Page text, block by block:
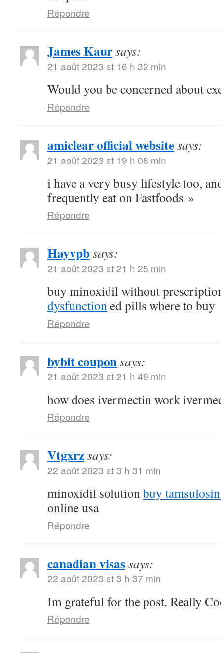
Répondre
James Kaursays:
21 août 2023 at 16 h 32 min
Would you be concerned about
Répondre
amiclear official websitesays:
21 août 2023 at 19 h 08 min
i have a very busy lifestyle too,
frequently eat on Fastfoods »
Répondre
Hayvpbsays:
21 août 2023 at 21 h 25 min
buy minoxidil without
dysfunctioned pills where to buy
Répondre
bybit couponsays:
21 août 2023 at 21 h 49 min
how does ivermectin work
Répondre
Vtgxrzsays:
22 août 2023 at 3 h 31 min
minoxidil solutionbuy
online usa
Répondre
canadian visassays:
22 août 2023 at 3 h 37 min
Im grateful for the post. Really
Répondre